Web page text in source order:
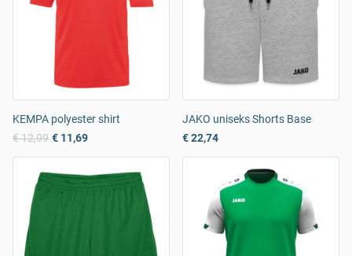
KEMPA polyester shirt
€ 12,99 € 11,69
JAKO uniseks Shorts Base
€ 22,74